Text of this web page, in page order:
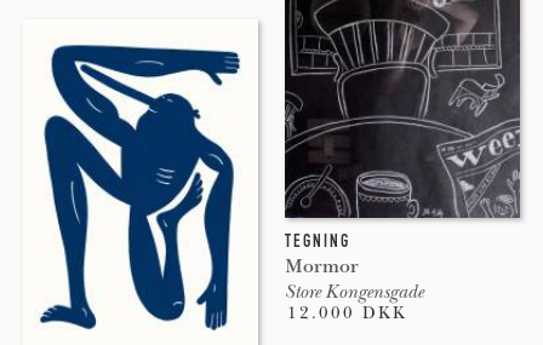
TEGNING
Mormor
Store Kongensgade
12.000 DKK